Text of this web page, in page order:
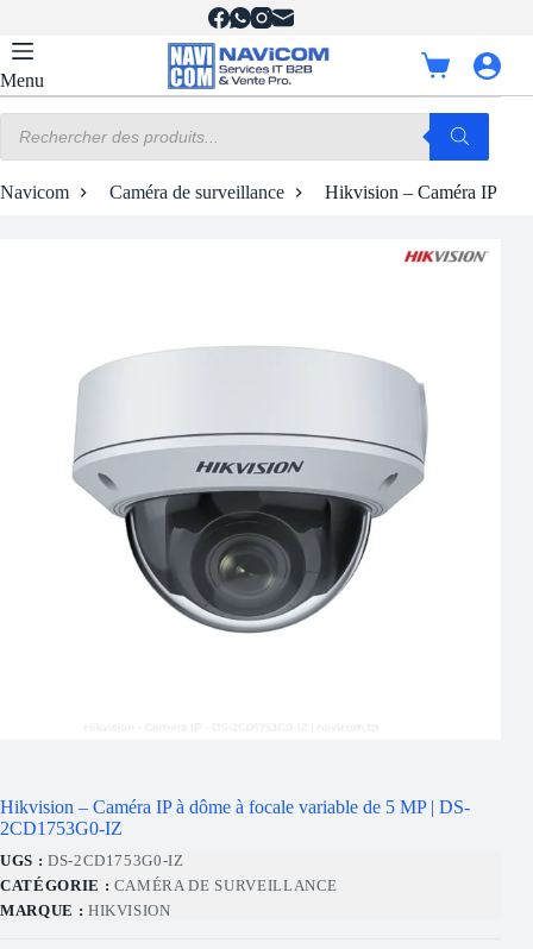
contenu
Menu
Panier
d’achat
produits
Navicom Caméra de surveillance Hikvision – Caméra IP à
Hikvision – Caméra IP à dôme à focale variable de 5 MP | DS-
2CD1753G0-IZ
UGS : DS-2CD1753G0-IZ
CATÉGORIE : CAMÉRA DE SURVEILLANCE
MARQUE : HIKVISION